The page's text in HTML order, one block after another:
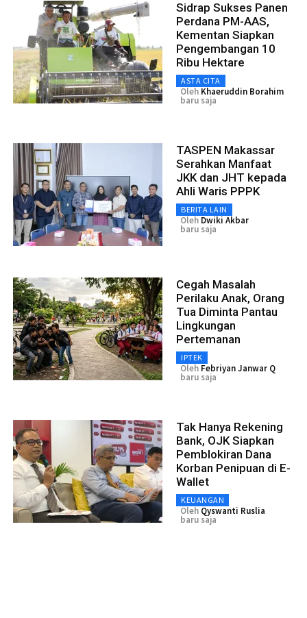
Sidrap Sukses Panen
Perdana PM-AAS,
Kementan Siapkan
Pengembangan 10
Ribu Hektare
ASTA CITA
Oleh Khaeruddin Borahim
baru saja
TASPEN Makassar
Serahkan Manfaat
JKK dan JHT kepada
Ahli Waris PPPK
BERITA LAIN
Oleh Dwiki Akbar
baru saja
Cegah Masalah
Perilaku Anak, Orang
Tua Diminta Pantau
Lingkungan
Pertemanan
IPTEK
Oleh Febriyan Janwar Q
baru saja
Tak Hanya Rekening
Bank, OJK Siapkan
Pemblokiran Dana
Korban Penipuan di E-
Wallet
KEUANGAN
Oleh Qyswanti Ruslia
baru saja